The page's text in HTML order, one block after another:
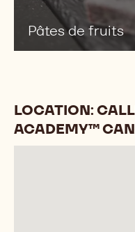
Pâtes de fruits
LOCATION:
ACADEMY™